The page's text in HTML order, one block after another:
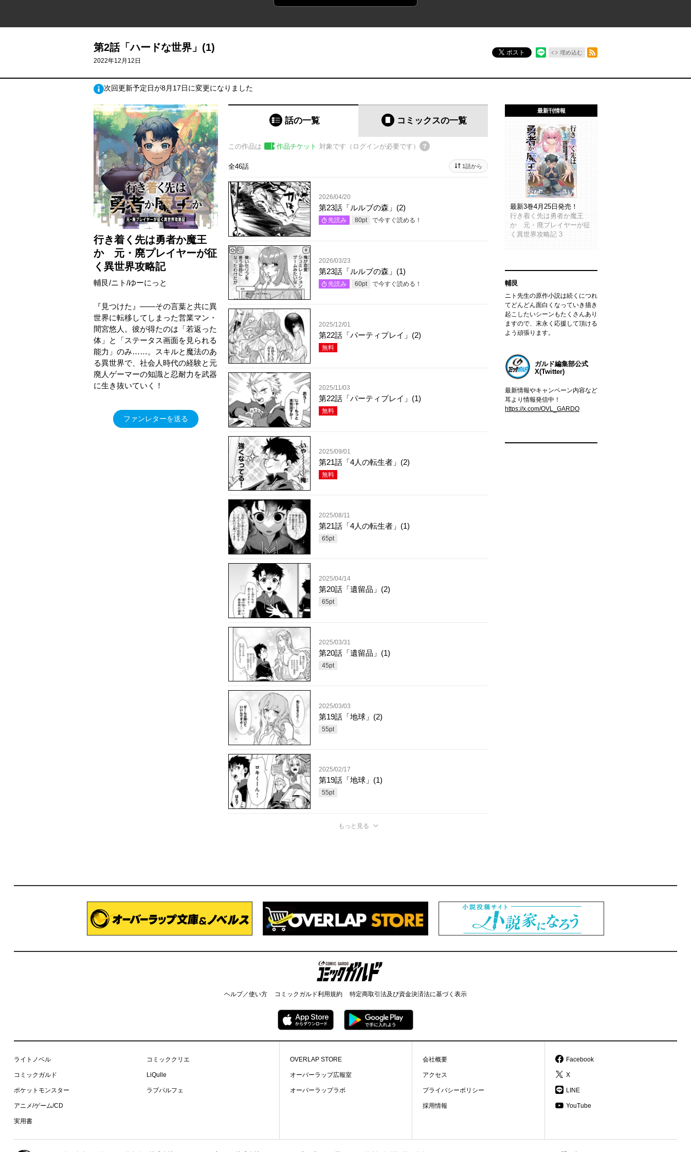
第2話「ハードな世界」(1)
2022年12月12日
ポスト 埋め込む
次回更新予定日が8月17日に変更になりました
行き着く先は勇者か魔王
か 元・廃プレイヤーが征
く異世界攻略記
輔艮/ニト/ゆーにっと
『見つけた』――その言葉と共に異
世界に転移してしまった営業マン・
間宮悠人。彼が得たのは「若返った
体」と「ステータス画面を見られる
能力」のみ……。スキルと魔法のあ
る異世界で、社会人時代の経験と元
廃人ゲーマーの知識と忍耐力を武器
に生き抜いていく！
ファンレターを送る
話の一覧 コミックスの一覧
この作品は 作品チケット 対象です（ログインが必要です）
全46話 1話から
2026/04/20
第23話「ルルブの森」(2)
先読み 80pt で今すぐ読める！
2026/03/23
第23話「ルルブの森」(1)
先読み 60pt で今すぐ読める！
2025/12/01
第22話「パーティプレイ」(2)
無料
2025/11/03
第22話「パーティプレイ」(1)
無料
2025/09/01
第21話「4人の転生者」(2)
無料
2025/08/11
第21話「4人の転生者」(1)
65pt
2025/04/14
第20話「遺留品」(2)
65pt
2025/03/31
第20話「遺留品」(1)
45pt
2025/03/03
第19話「地球」(2)
55pt
2025/02/17
第19話「地球」(1)
55pt
もっと見る
最新刊情報
最新3巻4月25日発売！
行き着く先は勇者か魔王
か 元・廃プレイヤーが征
く異世界攻略記 3
輔艮
ニト先生の原作小説は続くにつれ
てどんどん面白くなっていき描き
起こしたいシーンもたくさんあり
ますので、末永く応援して頂ける
よう頑張ります。
ガルド編集部公式
X(Twitter)
最新情報やキャンペーン内容など
耳より情報発信中！
https://x.com/OVL_GARDO
コミックガルド
ヘルプ／使い方 コミックガルド利用規約 特定商取引法及び資金決済法に基づく表示
ライトノベル
コミックガルド
ポケットモンスター
アニメ/ゲーム/CD
実用書
コミッククリエ
LiQulle
ラブパルフェ
OVERLAP STORE
オーバーラップ広報室
オーバーラップラボ
会社概要
アクセス
プライバシーポリシー
採用情報
Facebook
X
LINE
YouTube